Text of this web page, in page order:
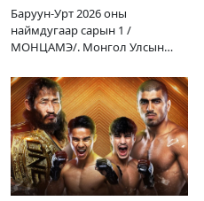
Баруун-Урт 2026 оны
наймдугаар сарын 1 /
МОНЦАМЭ/. Монгол Улсын
Дарьгангын Ганга нуурыг
сэргээн, хамгаалах төслийг
улсын төсвийн хөрөнгө
оруулалтаар хийж буй.
Төслийн